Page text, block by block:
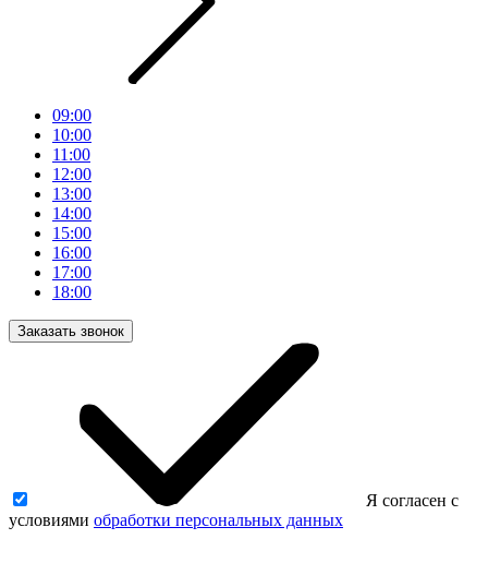
09:00
10:00
11:00
12:00
13:00
14:00
15:00
16:00
17:00
18:00
Заказать звонок
Я согласен с
условиями обработки персональных данных